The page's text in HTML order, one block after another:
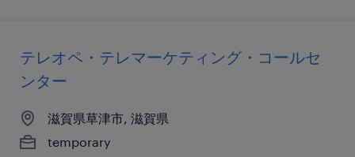
テレオペ・テレマーケティング・コールセ
ンター
滋賀県草津市, 滋賀県
temporary